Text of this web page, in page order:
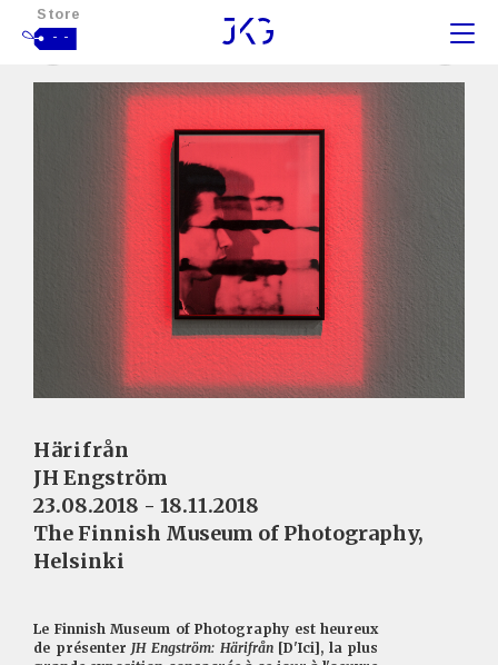
Store
- -
Härifrån
JH Engström
23.08.2018 - 18.11.2018
The Finnish Museum of Photography,
Helsinki
Le Finnish Museum of Photography est heureux
de présenter JH Engström: Härifrån[D'Ici], la plus